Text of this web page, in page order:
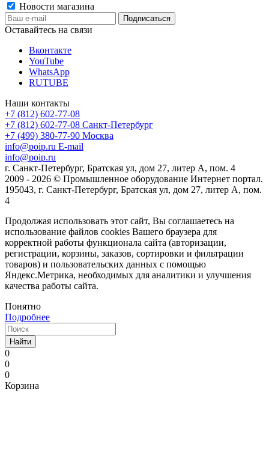
Новости магазина
Оставайтесь на связи
Вконтакте
YouTube
WhatsApp
RUTUBE
Наши контакты
+7 (812) 602-77-08
+7 (812) 602-77-08 Санкт-Петербург
+7 (499) 380-77-90 Москва
info@poip.ru E-mail
info@poip.ru
г. Санкт-Петербург, Братская ул, дом 27, литер А, пом. 4
2009 - 2026 © Промышленное оборудование Интернет портал.
195043, г. Санкт-Петербург, Братская ул, дом 27, литер А, пом.
4
Продолжая использовать этот сайт, Вы соглашаетесь на
использование файлов cookies Вашего браузера для
корректной работы функционала сайта (авторизации,
регистрации, корзины, заказов, сортировки и фильтрации
товаров) и пользовательских данных с помощью
Яндекс.Метрика, необходимых для аналитики и улучшения
качества работы сайта.
Понятно
Подробнее
Найти
0
0
0
Корзина